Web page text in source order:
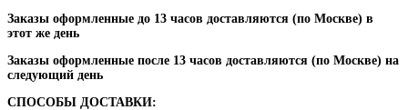
Заказы оформленные до 13 часов доставляются (по Москве) в
этот же день
Заказы оформленные после 13 часов доставляются (по Москве) на
следующий день
СПОСОБЫ ДОСТАВКИ: